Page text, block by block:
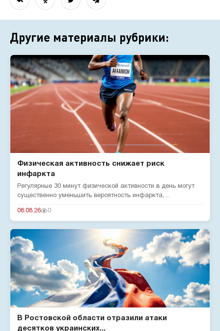
Другие материалы рубрики:
Физическая активность снижает риск
инфаркта
Регулярные 30 минут физической активности в день могут
существенно уменьшить вероятность инфаркта,
08.08.26 0
В Ростовской области отразили атаки
десятков украинских...